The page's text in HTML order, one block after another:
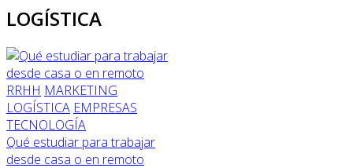
LOGÍSTICA
RRHH MARKETING
LOGÍSTICA EMPRESAS
TECNOLOGÍA
Qué estudiar para trabajar
desde casa o en remoto